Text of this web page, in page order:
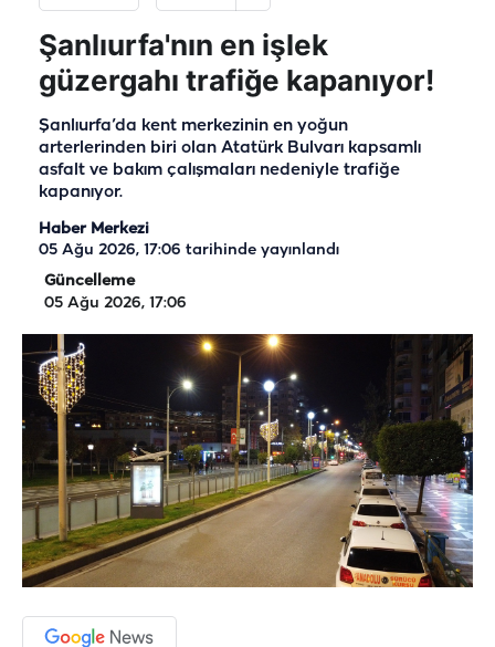
Şanlıurfa'nın en işlek
güzergahı trafiğe kapanıyor!
Şanlıurfa’da kent merkezinin en yoğun
arterlerinden biri olan Atatürk Bulvarı kapsamlı
asfalt ve bakım çalışmaları nedeniyle trafiğe
kapanıyor.
Haber Merkezi
05 Ağu 2026, 17:06 tarihinde yayınlandı
Güncelleme
05 Ağu 2026, 17:06